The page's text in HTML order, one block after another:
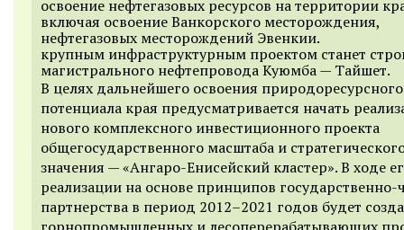
освоение нефтегазовых ресурсов на территории
включая освоение Ванкорского месторождения,
нефтегазовых месторождений Эвенкии.
крупным инфраструктурным проектом станет
магистрального нефтепровода Куюмба — Тайшет.
В целях дальнейшего освоения природоресурсного
потенциала края предусматривается начать
нового комплексного инвестиционного проекта
общегосударственного масштаба и
значения — «Ангаро-Енисейский кластер». В ходе
реализации на основе принципов государственно-
партнерства в период 2012–2021 годов будет